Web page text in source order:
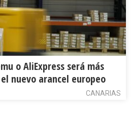
o AliExpress será más
nuevo arancel europeo
CANARIAS